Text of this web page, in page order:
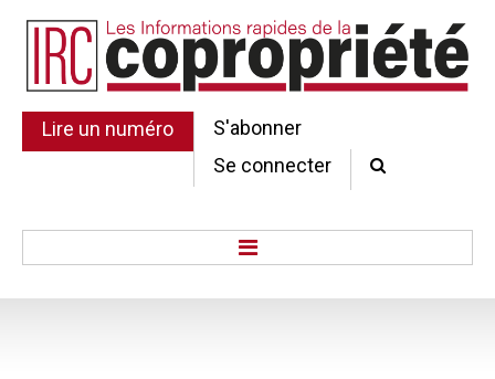
Lire un numéro
S'abonner
Se connecter